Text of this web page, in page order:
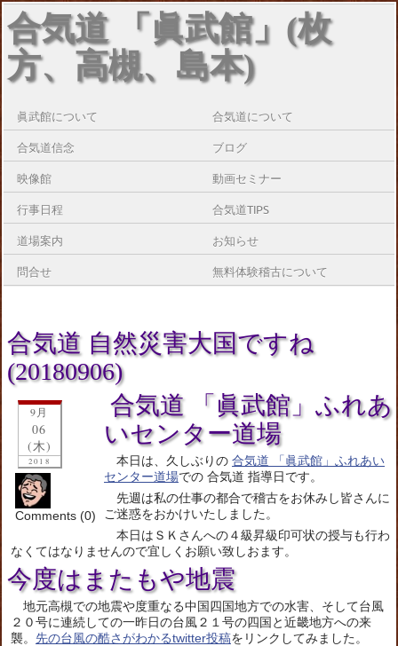
合気道 「眞武館」(枚
方、高槻、島本)
眞武館について 合気道について
合気道信念 ブログ
映像館 動画セミナー
行事日程 合気道TIPS
道場案内 お知らせ
問合せ 無料体験稽古について
合気道 自然災害大国ですね
(20180906)
9月
06
(木)
2018
Comments (0)
合気道 「眞武館」ふれあ
いセンター道場
本日は、久しぶりの 合気道 「眞武館」ふれあい
センター道場での 合気道 指導日です。
先週は私の仕事の都合で稽古をお休みし皆さんに
ご迷惑をおかけいたしました。
本日はＳＫさんへの４級昇級印可状の授与も行わ
なくてはなりませんので宜しくお願い致しおます。
今度はまたもや地震
地元高槻での地震や度重なる中国四国地方での水害、そして台風
２０号に連続しての一昨日の台風２１号の四国と近畿地方への来
襲。 先の台風の酷さがわかるtwitter投稿をリンクしてみました。